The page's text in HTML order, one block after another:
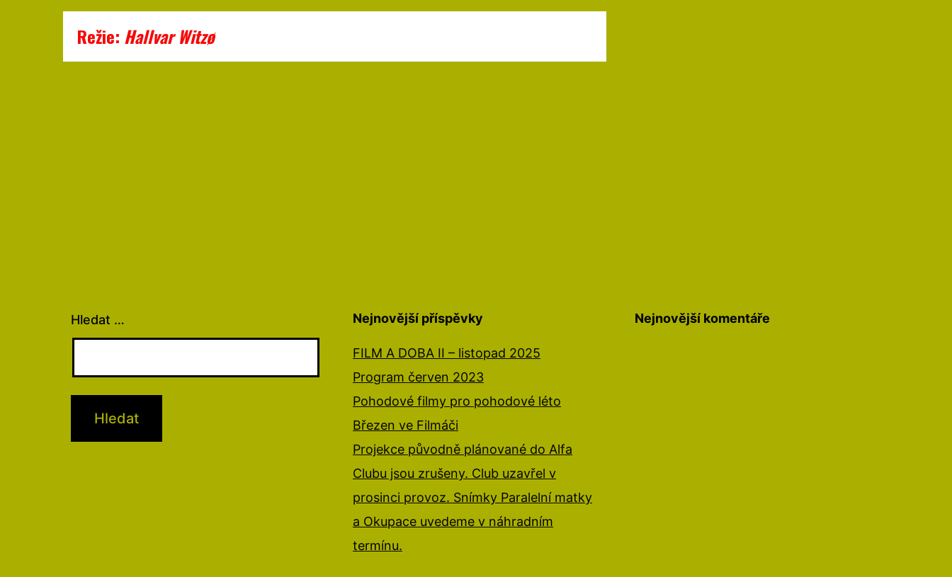
Režie: Hallvar Witzø
Hledat … Nejnovější příspěvky
FILM A DOBA II – listopad 2025
Program červen 2023
Pohodové filmy pro pohodové léto
Březen ve Filmáči
Projekce původně plánované do Alfa
Clubu jsou zrušeny. Club uzavřel v
prosinci provoz. Snímky Paralelní matky
a Okupace uvedeme v náhradním
termínu.
Nejnovější komentáře